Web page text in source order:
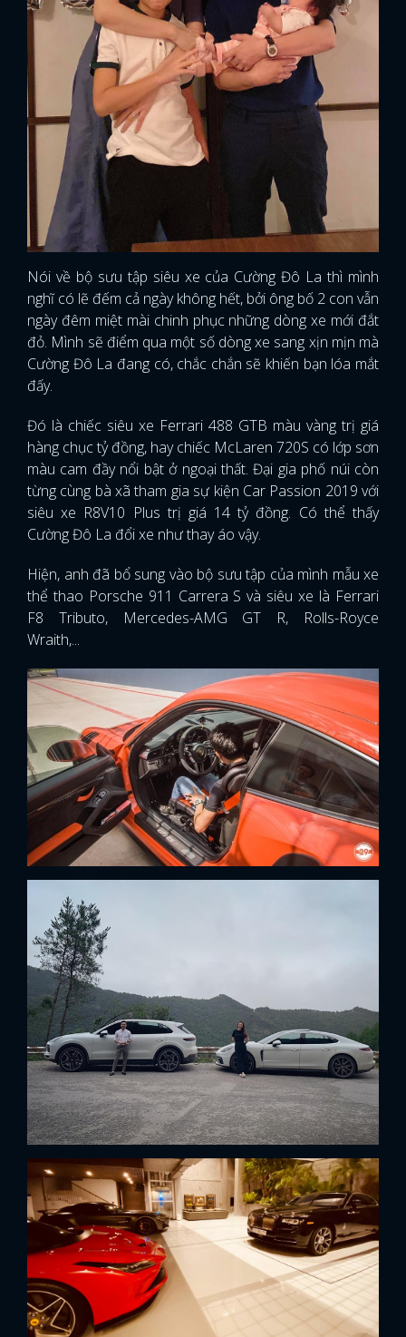
Nói về bộ sưu tập siêu xe của Cường Đô La thì mình
nghĩ có lẽ đếm cả ngày không hết, bởi ông bố 2 con vẫn
ngày đêm miệt mài chinh phục những dòng xe mới đắt
đỏ. Mình sẽ điểm qua một số dòng xe sang xịn mịn mà
Cường Đô La đang có, chắc chắn sẽ khiến bạn lóa mắt
đấy.
Đó là chiếc siêu xe Ferrari 488 GTB màu vàng trị giá
hàng chục tỷ đồng, hay chiếc McLaren 720S có lớp sơn
màu cam đầy nổi bật ở ngoại thất. Đại gia phố núi còn
từng cùng bà xã tham gia sự kiện Car Passion 2019 với
siêu xe R8V10 Plus trị giá 14 tỷ đồng. Có thể thấy
Cường Đô La đổi xe như thay áo vậy.
Hiện, anh đã bổ sung vào bộ sưu tập của mình mẫu xe
thể thao Porsche 911 Carrera S và siêu xe là Ferrari
F8 Tributo, Mercedes-AMG GT R, Rolls-Royce
Wraith,...